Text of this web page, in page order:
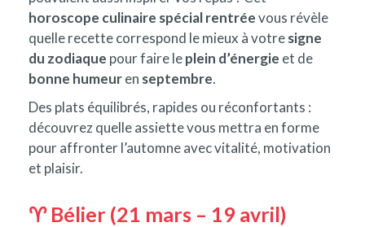
horoscope culinaire spécial rentréevous révèle
quelle recette correspond le mieux à votresigne
du zodiaque pour faire leplein d’énergie et de
bonne humeuren septembre.
Des plats équilibrés, rapides ou réconfortants :
découvrez quelle assiette vous mettra en forme
pour affronter l’automne avec vitalité, motivation
et plaisir.
♈ Bélier (21 mars – 19 avril)